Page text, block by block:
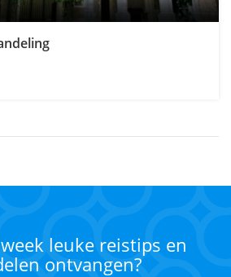
leuke reistips en
ontvangen?